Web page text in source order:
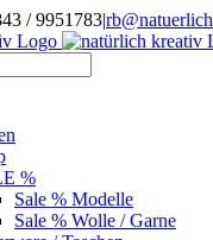
/ 9951783|
%
Sale % Modelle
Sale % Wolle / Garne